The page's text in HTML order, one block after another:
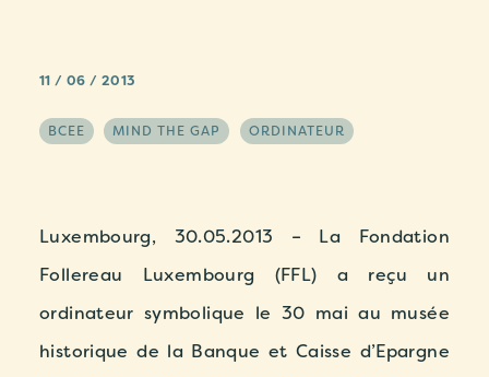
11 / 06 / 2013
BCEE MIND THE GAP ORDINATEUR
Luxembourg, 30.05.2013 – La Fondation
Follereau Luxembourg (FFL) a reçu un
ordinateur symbolique le 30 mai au musée
historique de la Banque et Caisse d’Epargne